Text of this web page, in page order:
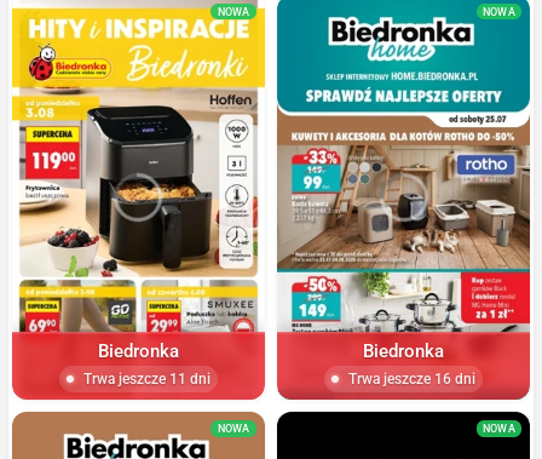
NOWA
Biedronka
Trwa jeszcze 11 dni
NOWA
Biedronka
Trwa jeszcze 16 dni
NOWA NOWA